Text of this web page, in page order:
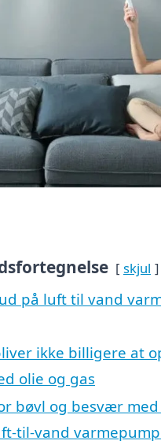
skjul
på luft til vand
ikke billigere at
olie og gas
bøvl og besvær
til-vand